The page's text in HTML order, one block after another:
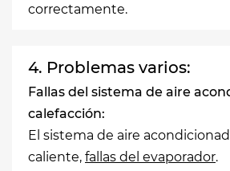
correctamente.
4. Problemas varios:
Fallas del sistema de aire
calefacción:
El sistema de aire
caliente, fallas del evaporador.